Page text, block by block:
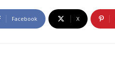
Facebook X